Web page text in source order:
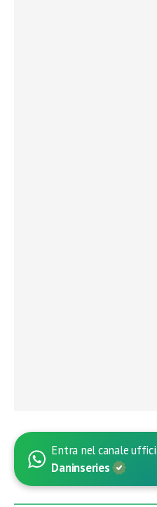
Entra nel canale
Daninseries